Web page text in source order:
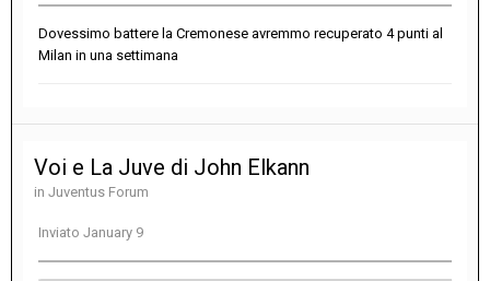
Dovessimo battere la Cremonese avremmo recuperato 4 punti al
Milan in una settimana
Voi e La Juve di John Elkann
in Juventus Forum
Inviato January 9